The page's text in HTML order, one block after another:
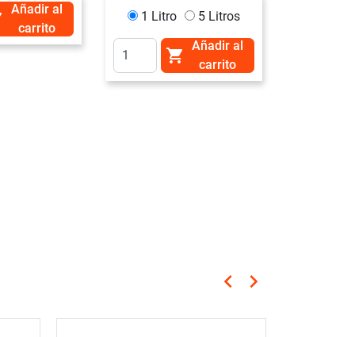
Añadir al
carrito
1 Litro 5 Litros

Añadir al
carrito
Anterior
keyboard_arrow_left Siguiente
keyboard_arrow_right